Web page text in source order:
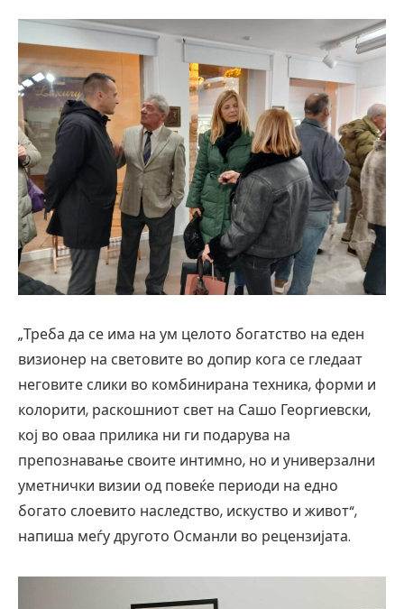
„Треба да се има на ум целото богатство на еден
визионер на световите во допир кога се гледаат
неговите слики во комбинирана техника, форми и
колорити, раскошниот свет на Сашо Георгиевски,
кој во оваа прилика ни ги подарува на
препознавање своите интимно, но и универзални
уметнички визии од повеќе периоди на едно
богато слоевито наследство, искуство и живот“,
напиша меѓу другото Османли во рецензијата.